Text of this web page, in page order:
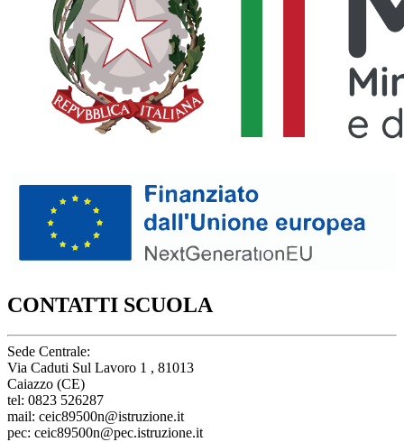
CONTATTI SCUOLA
Sede Centrale:
Via Caduti Sul Lavoro 1 , 81013
Caiazzo (CE)
tel: 0823 526287
mail: ceic89500n@istruzione.it
pec: ceic89500n@pec.istruzione.it